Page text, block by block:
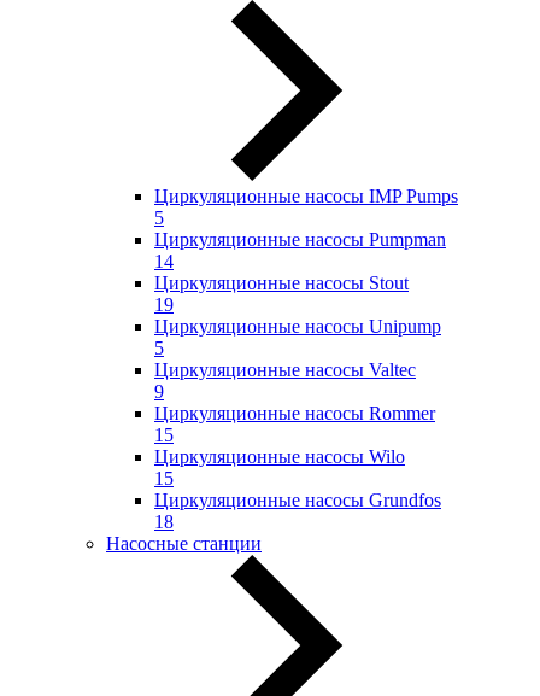
Циркуляционные насосы IMP Pumps
5
Циркуляционные насосы Pumpman
14
Циркуляционные насосы Stout
19
Циркуляционные насосы Unipump
5
Циркуляционные насосы Valtec
9
Циркуляционные насосы Rommer
15
Циркуляционные насосы Wilo
15
Циркуляционные насосы Grundfos
18
Насосные станции